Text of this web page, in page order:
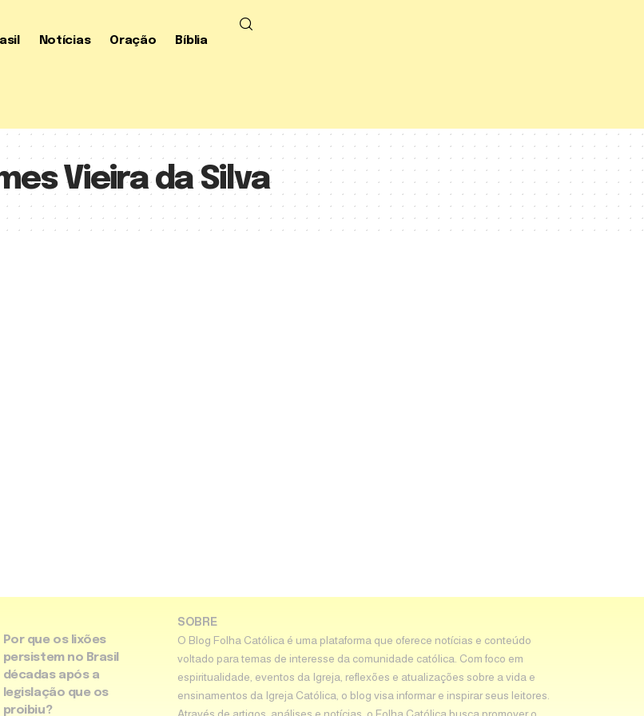
Notícias Oração Bíblia
Vieira da Silva
Por que os lixões
persistem no Brasil
décadas após a
legislação que os
proibiu?
SOBRE
O Blog Folha Católica é uma plataforma que oferece notícias e conteúdo
voltado para temas de interesse da comunidade católica. Com foco em
espiritualidade, eventos da Igreja, reflexões e atualizações sobre a vida e
ensinamentos da Igreja Católica, o blog visa informar e inspirar seus leitores.
Através de artigos, análises e notícias, o Folha Católica busca promover o